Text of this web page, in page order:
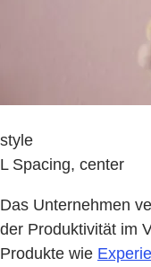
style
L Spacing, center
Das Unternehmen
der Produktivität im
Produkte wie